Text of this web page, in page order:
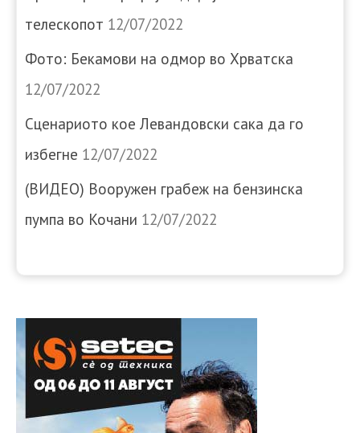
телескопот 12/07/2022
Фото: Бекамови на одмор во Хрватска
12/07/2022
Сценариото кое Левандовски сака да го
избегне 12/07/2022
(ВИДЕО) Вооружен грабеж на бензинска
пумпа во Кочани 12/07/2022